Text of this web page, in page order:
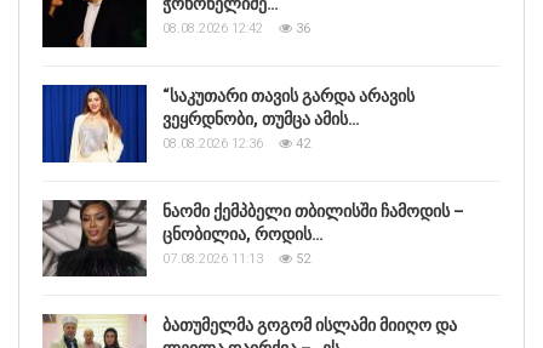
ჭოხონელიძე…
08.08.2026 12:42 36
“საკუთარი თავის გარდა არავის
ვეყრდნობი, თუმცა ამის…
08.08.2026 12:36 42
ნაომი ქემპბელი თბილისში ჩამოდის –
ცნობილია, როდის…
07.08.2026 11:13 52
ბათუმელმა გოგომ ისლამი მიიღო და